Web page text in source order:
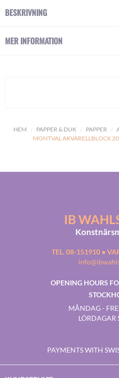
HEM PAPPER & DUK PAPPER
MONTVAL AKVARELLBLOCK
BESKRIVNING
MER INFORMATION
IB
TEL. 08-151910 •
OPENING HOURS
MÅNDAG -
LÖRDAGAR
PAYMENTS WITH